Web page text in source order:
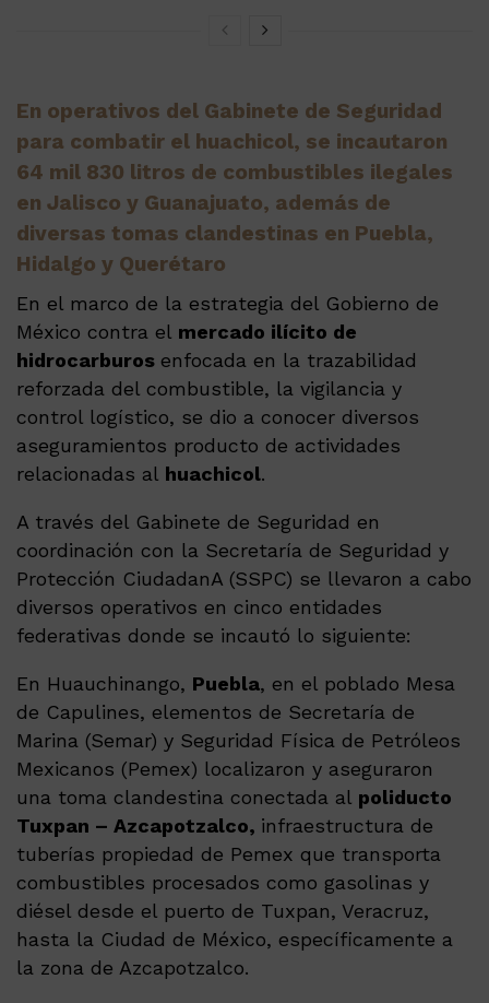
En operativos del Gabinete de Seguridad
para combatir el huachicol, se incautaron
64 mil 830 litros de combustibles ilegales
en Jalisco y Guanajuato, además de
diversas tomas clandestinas en Puebla,
Hidalgo y Querétaro
En el marco de la estrategia del Gobierno de
México contra el mercado ilícito de
hidrocarburos enfocada en la trazabilidad
reforzada del combustible, la vigilancia y
control logístico, se dio a conocer diversos
aseguramientos producto de actividades
relacionadas al huachicol.
A través del Gabinete de Seguridad en
coordinación con la Secretaría de Seguridad y
Protección CiudadanA (SSPC) se llevaron a cabo
diversos operativos en cinco entidades
federativas donde se incautó lo siguiente:
En Huauchinango, Puebla, en el poblado Mesa
de Capulines, elementos de Secretaría de
Marina (Semar) y Seguridad Física de Petróleos
Mexicanos (Pemex) localizaron y aseguraron
una toma clandestina conectada al poliducto
Tuxpan – Azcapotzalco, infraestructura de
tuberías propiedad de Pemex que transporta
combustibles procesados como gasolinas y
diésel desde el puerto de Tuxpan, Veracruz,
hasta la Ciudad de México, específicamente a
la zona de Azcapotzalco.